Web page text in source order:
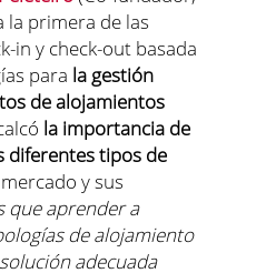
la primera de las
in y check-out basada
para la gestión
de alojamientos
la importancia de
diferentes tipos de
y sus
que aprender a
de alojamiento
adecuada